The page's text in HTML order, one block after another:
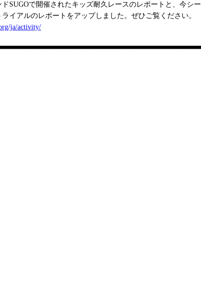
SUGOで開催されたキッズ耐久レースのレポートと、今シー
イアルのレポートをアップしました。ぜひご覧ください。
ja/activity/